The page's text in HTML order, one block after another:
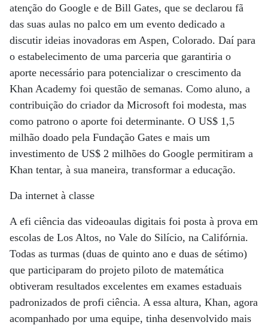
atenção do Google e de Bill Gates, que se declarou fã
das suas aulas no palco em um evento dedicado a
discutir ideias inovadoras em Aspen, Colorado. Daí para
o estabelecimento de uma parceria que garantiria o
aporte necessário para potencializar o crescimento da
Khan Academy foi questão de semanas. Como aluno, a
contribuição do criador da Microsoft foi modesta, mas
como patrono o aporte foi determinante. O US$ 1,5
milhão doado pela Fundação Gates e mais um
investimento de US$ 2 milhões do Google permitiram a
Khan tentar, à sua maneira, transformar a educação.
Da internet à classe
A efi ciência das videoaulas digitais foi posta à prova em
escolas de Los Altos, no Vale do Silício, na Califórnia.
Todas as turmas (duas de quinto ano e duas de sétimo)
que participaram do projeto piloto de matemática
obtiveram resultados excelentes em exames estaduais
padronizados de profi ciência. A essa altura, Khan, agora
acompanhado por uma equipe, tinha desenvolvido mais